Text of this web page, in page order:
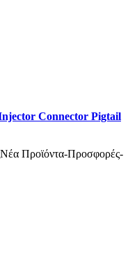
Connector Pigtail
Νέα Προϊόντα-Προσφορές-